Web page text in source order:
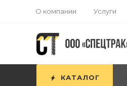
О компании Услуги
КАТАЛОГ